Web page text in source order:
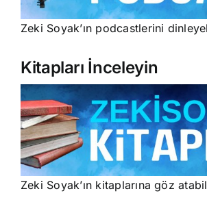
Zeki Soyak’ın podcastlerini
Kitapları İnceleyin
Zeki Soyak’ın kitaplarına göz